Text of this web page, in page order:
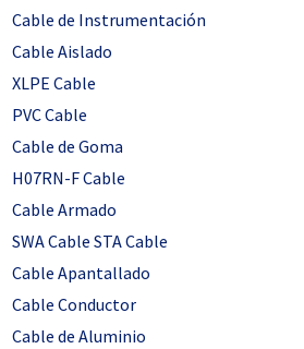
Cable de Instrumentación
Cable Aislado
XLPE Cable
PVC Cable
Cable de Goma
H07RN-F Cable
Cable Armado
SWA Cable STA Cable
Cable Apantallado
Cable Conductor
Cable de Aluminio